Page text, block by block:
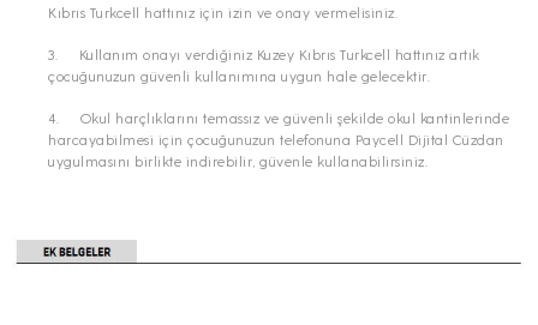
Kıbrıs Turkcell hattınız için izin ve onay vermelisiniz.
3. Kullanım onayı verdiğiniz Kuzey Kıbrıs Turkcell hattınız artık
çocuğunuzun güvenli kullanımına uygun hale gelecektir.
4. Okul harçlıklarını temassız ve güvenli şekilde okul kantinlerinde
harcayabilmesi için çocuğunuzun telefonuna Paycell Dijital Cüzdan
uygulmasını birlikte indirebilir, güvenle kullanabilirsiniz.